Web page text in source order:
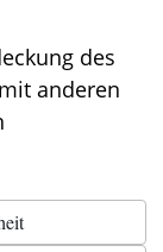
des
anderen